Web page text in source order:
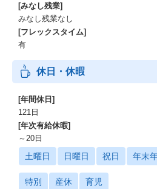
[みなし残業]
みなし残業なし
[フレックスタイム]
有
休日・休暇
[年間休日]
121日
[年次有給休暇]
～20日
土曜日 日曜日 祝日 年末
特別 産休 育児